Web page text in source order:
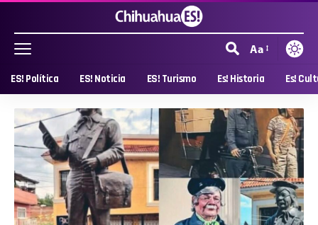
Aa
ES! Política ES! Noticia ES! Turismo Es! Historia Es!